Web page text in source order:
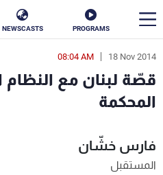
PROGRAMS
NEWSCASTS
18 Nov 2014
08:04 AM
قصّة لبنان مع النظام
المحكمة
فارس خشّان
المستقبل
en
الأخبار
إقتصاد